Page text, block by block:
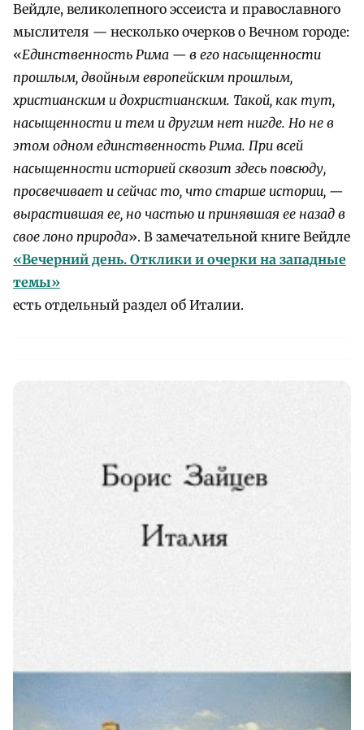
Вейдле, великолепного эссеиста и православного
мыслителя — несколько очерков о Вечном городе:
«Единственность Рима — в его насыщенности
прошлым, двойным европейским прошлым,
христианским и дохристианским. Такой, как тут,
насыщенности и тем и другим нет нигде. Но не в
этом одном единственность Рима. При всей
насыщенности историей сквозит здесь повсюду,
просвечивает и сейчас то, что старше истории, —
вырастившая ее, но частью и принявшая ее назад в
свое лоно природа». В замечательной книге Вейдле
«Вечерний день. Отклики и очерки на западные
темы»
есть отдельный раздел об Италии.